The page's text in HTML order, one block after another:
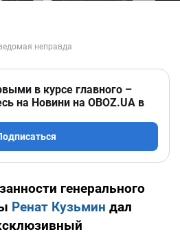
в курсе главного –
на Новини на OBOZ.UA в
генерального
Ренат Кузьмин дал